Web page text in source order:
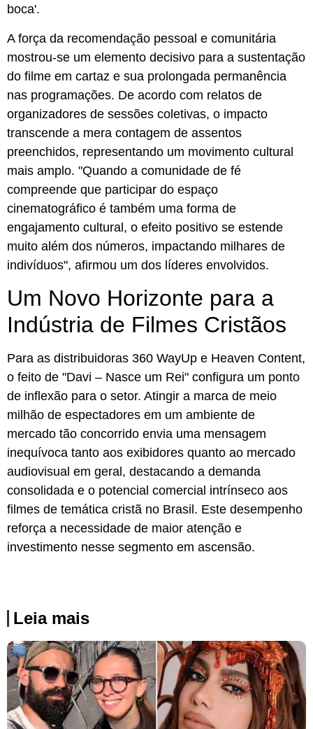
boca'.
A força da recomendação pessoal e comunitária
mostrou-se um elemento decisivo para a sustentação
do filme em cartaz e sua prolongada permanência
nas programações. De acordo com relatos de
organizadores de sessões coletivas, o impacto
transcende a mera contagem de assentos
preenchidos, representando um movimento cultural
mais amplo. "Quando a comunidade de fé
compreende que participar do espaço
cinematográfico é também uma forma de
engajamento cultural, o efeito positivo se estende
muito além dos números, impactando milhares de
indivíduos", afirmou um dos líderes envolvidos.
Um Novo Horizonte para a
Indústria de Filmes Cristãos
Para as distribuidoras 360 WayUp e Heaven Content,
o feito de "Davi – Nasce um Rei" configura um ponto
de inflexão para o setor. Atingir a marca de meio
milhão de espectadores em um ambiente de
mercado tão concorrido envia uma mensagem
inequívoca tanto aos exibidores quanto ao mercado
audiovisual em geral, destacando a demanda
consolidada e o potencial comercial intrínseco aos
filmes de temática cristã no Brasil. Este desempenho
reforça a necessidade de maior atenção e
investimento nesse segmento em ascensão.
Leia mais